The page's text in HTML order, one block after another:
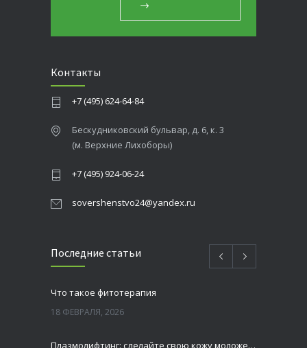
Контакты
+7 (495) 624-64-84
Бескудниковский бульвар, д. 6, к. 3
(м. Верхние Лихоборы)
+7 (495) 924-06-24
sovershenstvo24@yandex.ru
Последние статьи
Что такое фитотерапия
18 ФЕВРАЛЯ, 2026
Плазмолифтинг: сделайте свою кожу моложе и свежей